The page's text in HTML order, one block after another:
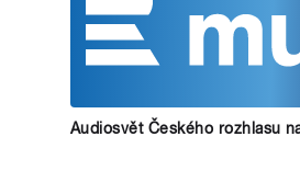
Audiosvět Českého rozhlasu